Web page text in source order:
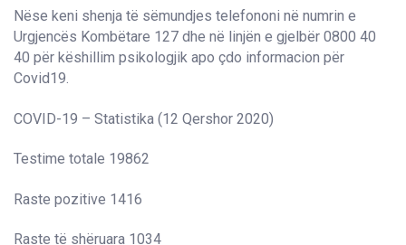
Nëse keni shenja të sëmundjes telefononi në numrin e
Urgjencës Kombëtare 127 dhe në linjën e gjelbër 0800 40
40 për këshillim psikologjik apo çdo informacion për
Covid19.
COVID-19 – Statistika (12 Qershor 2020)
Testime totale 19862
Raste pozitive 1416
Raste të shëruara 1034